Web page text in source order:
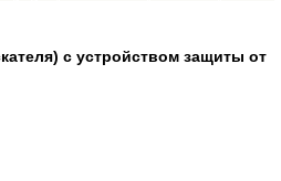
с устройством защиты от